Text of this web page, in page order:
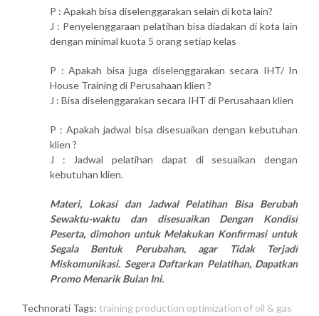
P : Apakah bisa diselenggarakan selain di kota lain?
J : Penyelenggaraan pelatihan bisa diadakan di kota lain
dengan minimal kuota 5 orang setiap kelas
P : Apakah bisa juga diselenggarakan secara IHT/ In
House Training di Perusahaan klien ?
J : Bisa diselenggarakan secara IHT di Perusahaan klien
P : Apakah jadwal bisa disesuaikan dengan kebutuhan
klien ?
J : Jadwal pelatihan dapat di sesuaikan dengan
kebutuhan klien.
Materi, Lokasi dan Jadwal Pelatihan Bisa Berubah
Sewaktu-waktu dan disesuaikan Dengan Kondisi
Peserta, dimohon untuk Melakukan Konfirmasi untuk
Segala Bentuk Perubahan, agar Tidak Terjadi
Miskomunikasi. Segera Daftarkan Pelatihan, Dapatkan
Promo Menarik Bulan Ini.
Technorati Tags: training production optimization of oil & gas